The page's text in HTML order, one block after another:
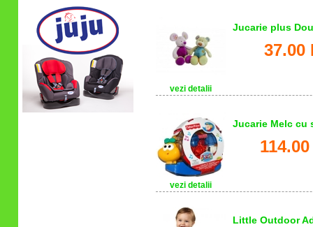
vezi detalii
Jucarie plus
37.00
vezi detalii
Jucarie Melc cu
Little Outdoor